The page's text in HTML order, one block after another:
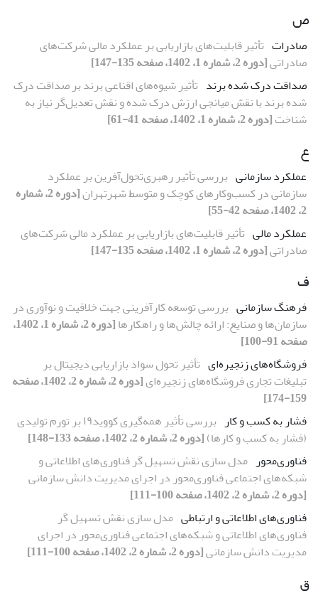
ص
صادرات تأثیر قابلیت‌های بازاریابی بر عملکرد مالی شرکت‌های
صادراتی[دوره 2، شماره 1، 1402، صفحه 135-147]
صداقت درک شده برند تأثیر شیوه‌های اقناعی برند بر صداقت درک
شده برند با نقش میانجی ارزش درک شده و نقش تعدیل‌گر نیاز به
شناخت[دوره 2، شماره 1، 1402، صفحه 41-61]
ع
عملکرد سازمانی بررسی تأثیر رهبری‌تحول‌آفرین بر عملکرد‌
سازمانی در کسب‌وکارهای کوچک و متوسط شهرتهران
[دوره 2، شماره
2، 1402، صفحه 42-55]
عملکرد مالی تأثیر قابلیت‌های بازاریابی بر عملکرد مالی شرکت‌های
صادراتی[دوره 2، شماره 1، 1402، صفحه 135-147]
ف
فرهنگ سازمانی بررسی توسعه کارآفرینی جهت خلاقیت و نوآوری در
سازمان‌ها و صنایع: ارائه چالش‌ها و راهکارها
[دوره 2، شماره 1، 1402،
صفحه 91-100]
فروشگاه‌های زنجیره‌ای تأثیر تحول سواد بازاریابی دیجیتال بر
تبلیغات تجاری فروشگاه‌های زنجیره‌ای
[دوره 2، شماره 2، 1402، صفحه
159-174]
فشار به کسب و کار
بررسی تأثیر همه‌گیری کووید۱۹ بر تورم تولیدی
(فشار به کسب و کارها)[دوره 2، شماره 2، 1402، صفحه 133-148]
فناوری‌محور مدل سازی نقش تسهیل گر فناوری‌های اطلاعاتی و
شبکه‌های اجتماعی فناوری‌محور در اجرای مدیریت دانش سازمانی
[دوره 2، شماره 2، 1402، صفحه 100-111]
فناوری‌های اطلاعاتی و ارتباطی مدل سازی نقش تسهیل گر
فناوری‌های اطلاعاتی و شبکه‌های اجتماعی فناوری‌محور در اجرای
مدیریت دانش سازمانی[دوره 2، شماره 2، 1402، صفحه 100-111]
ق